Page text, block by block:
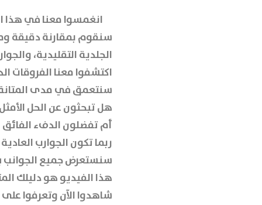
انغمسوا معنا في هذا
سنقوم بمقارنة دقيقة
الجلدية التقليدية، و
اكتشفوا معنا الفروقات
سنتعمق في مدى المتانة
هل تبحثون عن الحل
أم تفضلون الدفء الفائق
ربما تكون الجوارب
سنستعرض جميع الجوانب
هذا الفيديو هو دليلك
شاهدوا الآن وتعرفوا على